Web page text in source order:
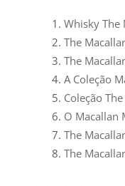
Whisky The
The
The
A Coleção
Coleção
O Macallan
The
The